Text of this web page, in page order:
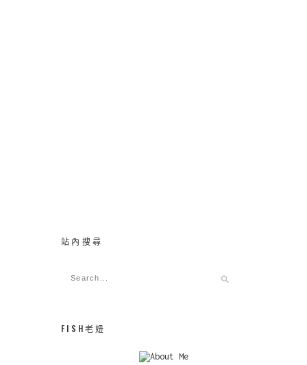
站內搜尋
FISH老妞